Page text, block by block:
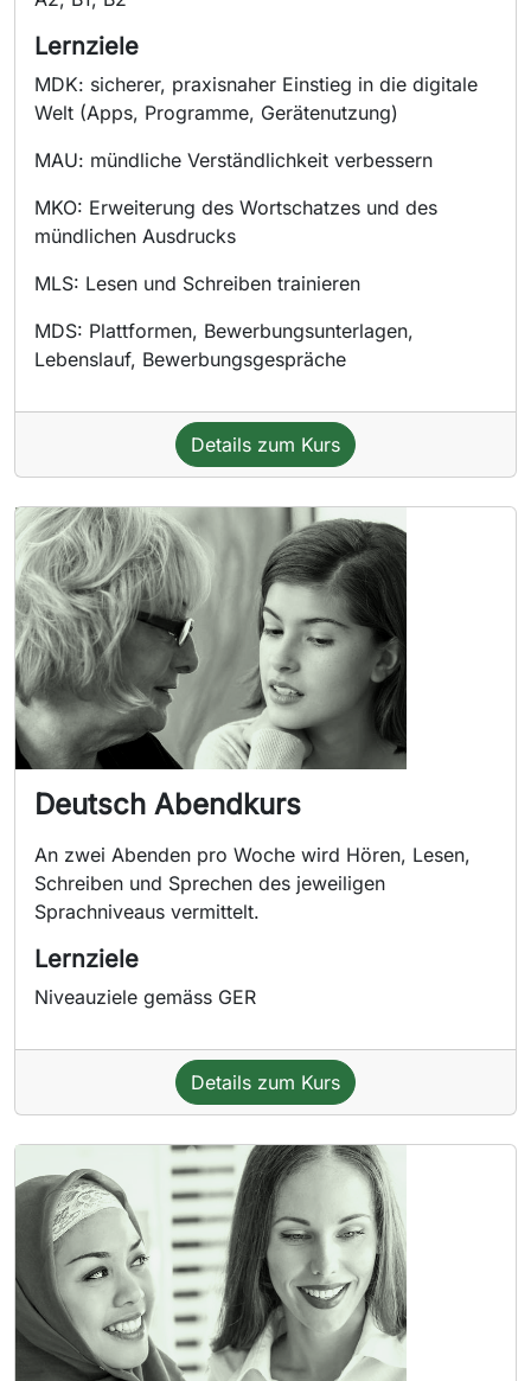
Lernziele
MDK: sicherer, praxisnaher Einstieg in die digitale
Welt (Apps, Programme, Gerätenutzung)
MAU: mündliche Verständlichkeit verbessern
MKO: Erweiterung des Wortschatzes und des
mündlichen Ausdrucks
MLS: Lesen und Schreiben trainieren
MDS: Plattformen, Bewerbungsunterlagen,
Lebenslauf, Bewerbungsgespräche
Details zum Kurs
Deutsch Abendkurs
An zwei Abenden pro Woche wird Hören, Lesen,
Schreiben und Sprechen des jeweiligen
Sprachniveaus vermittelt.
Lernziele
Niveauziele gemäss GER
Details zum Kurs